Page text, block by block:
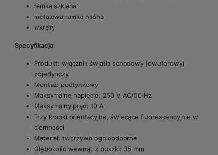
ramka szklana
metalowa ramka nośna
wkręty
Specyfikacja:
Produkt: włącznik światła schodowy (dwutorowy)
pojedynczy
Montaż: podtynkowy
Maksymalne napięcie: 250 V AC/50 Hz
Maksymalny prąd: 10 A
Trzy kropki orientacyjne, świecące fluorescencyjnie w
ciemności
Materiał: tworzywo ognioodporne
Głębokość wewnątrz puszki: 35 mm